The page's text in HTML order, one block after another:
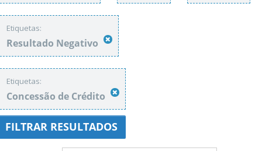
Etiquetas:
Resultado Negativo
Etiquetas:
Concessão de Crédito
FILTRAR RESULTADOS